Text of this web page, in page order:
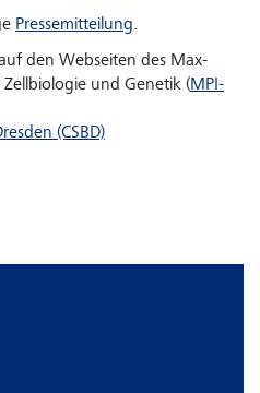
Pressemitteilung.
den Webseiten des Max-
und Genetik (MPI-
(CSBD)